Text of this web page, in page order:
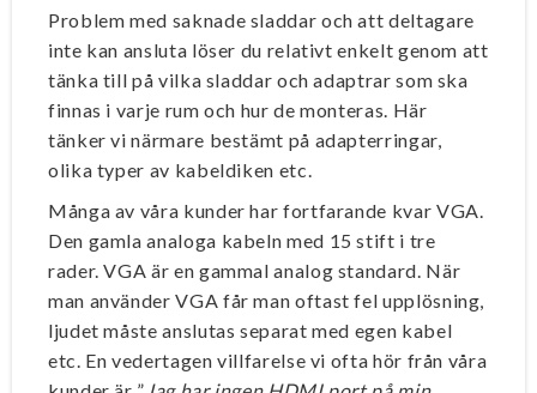
Problem med saknade sladdar och att deltagare
inte kan ansluta löser du relativt enkelt genom att
tänka till på vilka sladdar och adaptrar som ska
finnas i varje rum och hur de monteras. Här
tänker vi närmare bestämt på adapterringar,
olika typer av kabeldiken etc.
Många av våra kunder har fortfarande kvar VGA.
Den gamla analoga kabeln med 15 stift i tre
rader. VGA är en gammal analog standard. När
man använder VGA får man oftast fel upplösning,
ljudet måste anslutas separat med egen kabel
etc. En vedertagen villfarelse vi ofta hör från våra